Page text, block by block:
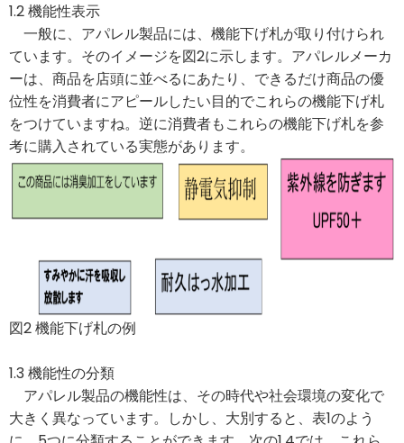
1.2 機能性表示
一般に、アパレル製品には、機能下げ札が取り付けられ
ています。そのイメージを図2に示します。アパレルメーカ
ーは、商品を店頭に並べるにあたり、できるだけ商品の優
位性を消費者にアピールしたい目的でこれらの機能下げ札
をつけていますね。逆に消費者もこれらの機能下げ札を参
考に購入されている実態があります。
図2 機能下げ札の例
1.3 機能性の分類
アパレル製品の機能性は、その時代や社会環境の変化で
大きく異なっています。しかし、大別すると、表1のよう